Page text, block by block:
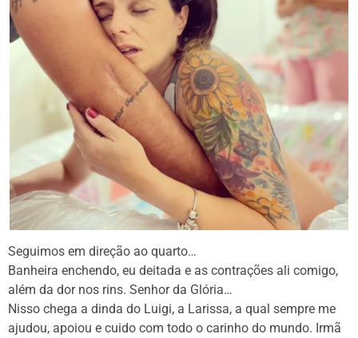
Seguimos em direção ao quarto…
Banheira enchendo, eu deitada e as contrações ali comigo,
além da dor nos rins. Senhor da Glória…
Nisso chega a dinda do Luigi, a Larissa, a qual sempre me
ajudou, apoiou e cuido com todo o carinho do mundo. Irmã